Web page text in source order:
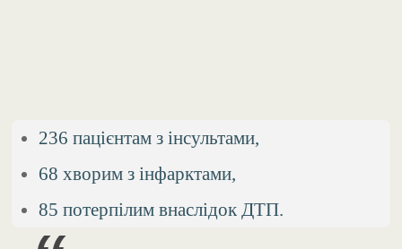
236 пацієнтам з інсультами,
68 хворим з інфарктами,
85 потерпілим внаслідок ДТП.